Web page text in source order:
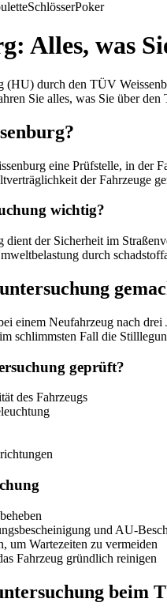
SchlösserPoker
Alles, was
(HU) durch den TÜV
Sie alles, was Sie über
eine Prüfstelle, in der
der Fahrzeuge
wichtig?
dient der Sicherheit im
durch
einem Neufahrzeug nach
schlimmsten Fall die
geprüft?
des Fahrzeugs
und AU-
um Wartezeiten zu vermeiden
Fahrzeug gründlich reinigen
beim